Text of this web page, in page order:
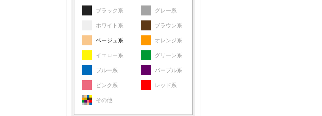
ブラック系 グレー系
ホワイト系 ブラウン系
ベージュ系 オレンジ系
イエロー系 グリーン系
ブルー系 パープル系
ピンク系 レッド系
その他